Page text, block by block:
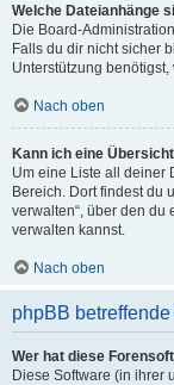
Welche Dateianhänge
Die Board-
Falls du dir nicht sicher
Unterstützung
Nach oben
Kann ich eine
Um eine Liste all deiner
Bereich. Dort findest du
verwalten“, über den
verwalten kannst.
Nach oben
phpBB
Wer hat diese
Diese Software (in ihrer